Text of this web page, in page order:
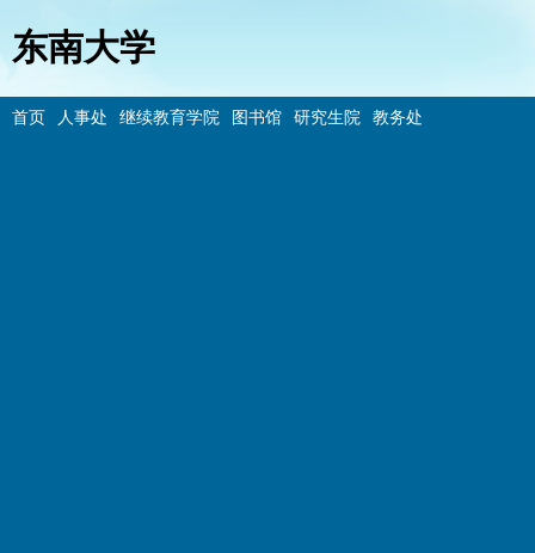
东南大学
首页 人事处 继续教育学院 图书馆 研究生院 教务处